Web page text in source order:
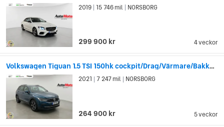
4 veckor
2019 15 746 mil NORSBORG
299 900 kr
Volkswagen Tiguan 1.5 TSI 150hk cockpit/Drag/Värmare/Bakkamera/H&K
5 veckor
2021 7 247 mil NORSBORG
264 900 kr